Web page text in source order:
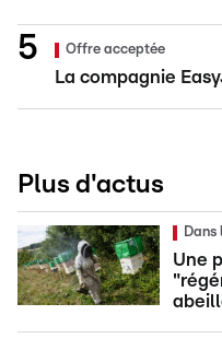
Offre acceptée
La compagnie
Plus d'actus
Dans
Une